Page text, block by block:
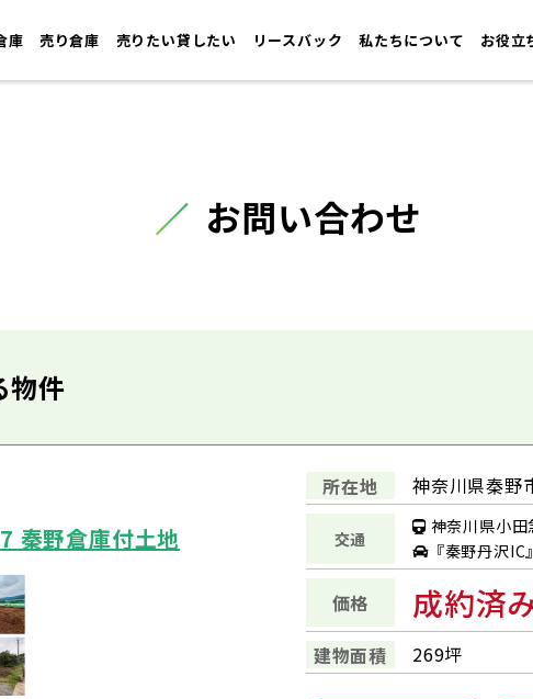
庫 売り倉庫 売りたい貸したい リースバック 私たちについて お役立
お問い合わせ
物件
秦野倉庫付土地
所在地 神奈川県秦野
交通
神奈川県小田
『秦野丹沢IC
価格 成約済
建物面積 269坪